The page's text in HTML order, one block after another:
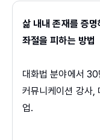
삶 내내 존재를 증
좌절을 피하는 방법
대화법 분야에서
커뮤니케이션 강사,
업.